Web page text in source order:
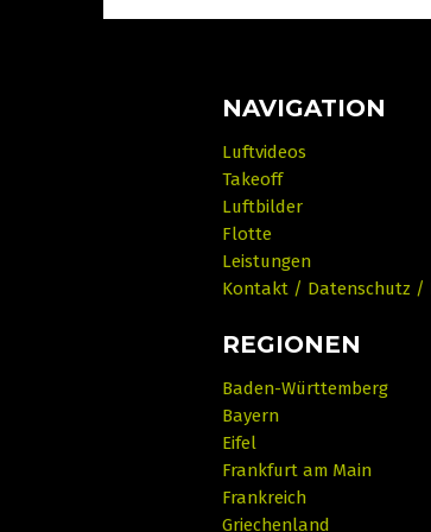
NAVIGATION
Luftvideos
Takeoff
Luftbilder
Flotte
Leistungen
Kontakt / Datenschutz /
REGIONEN
Baden-Württemberg
Bayern
Eifel
Frankfurt am Main
Frankreich
Griechenland